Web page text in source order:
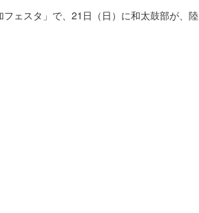
ェスタ」で、21日（日）に和太鼓部が、陸